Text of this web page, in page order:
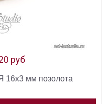
руб
16х3 мм позолота